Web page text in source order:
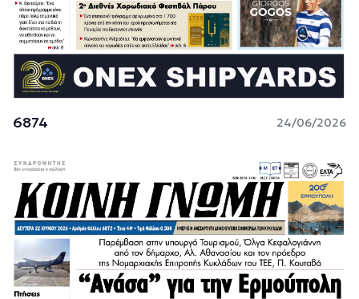
6874 24/06/2026